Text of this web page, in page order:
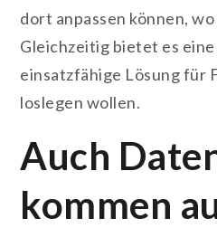
dort anpassen können,
Gleichzeitig bietet es
einsatzfähige Lösung für
loslegen wollen.
Auch
kommen